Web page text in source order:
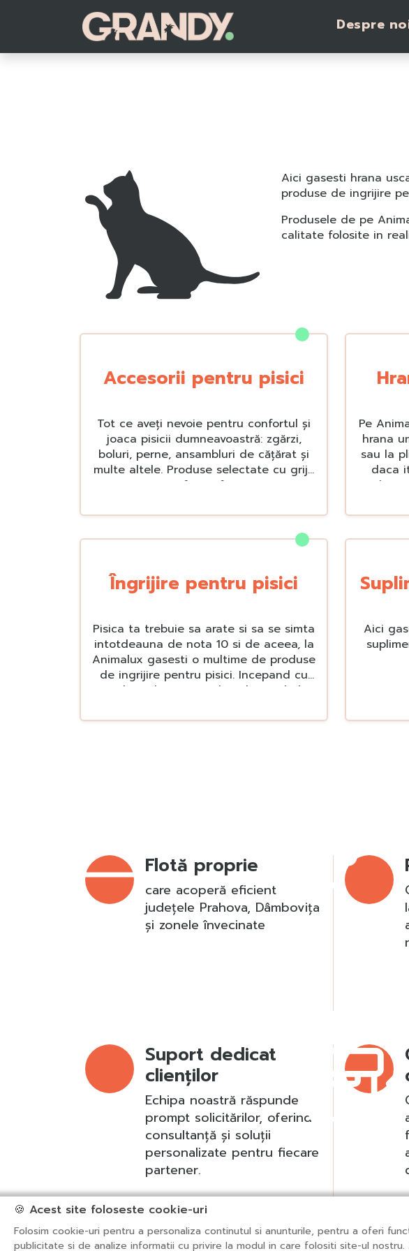
Despre
Aici gasesti hrana
produse de ingrijire
Produsele de pe
calitate folosite in
Accesorii pentru pisici
Tot ce aveți nevoie pentru confortul și
joaca pisicii dumneavoastră: zgărzi,
boluri, perne, ansambluri de cățărat și
multe altele. Produse selectate cu grijă
pentru a transforma fiecare zi într-o
pentru companionul dumneavoastră
Pe
hrana
sau la plic. Pisicile sunt
daca
Îngrijire pentru pisici
Pisica ta trebuie sa arate si sa se simta
intotdeauna de nota 10 si de aceea, la
Animalux gasesti o multime de produse
de ingrijire pentru pisici. Incepand cu
produse de ingrijire de calitate de la
Laga, pana la betisoare de urechi sau
Aici
Flotă proprie
care acoperă eficient
județele Prahova, Dâmbovița
și zonele învecinate
Suport dedicat
clienților
Echipa noastră răspunde
prompt solicitărilor, oferind
consultanță și soluții
personalizate pentru fiecare
partener.
🍪 Acest site foloseste cookie-uri
Folosim cookie-uri pentru a personaliza continutul si anunturile, pentru a oferi
publicitate si de analize informatii cu privire la modul in care folositi site-ul